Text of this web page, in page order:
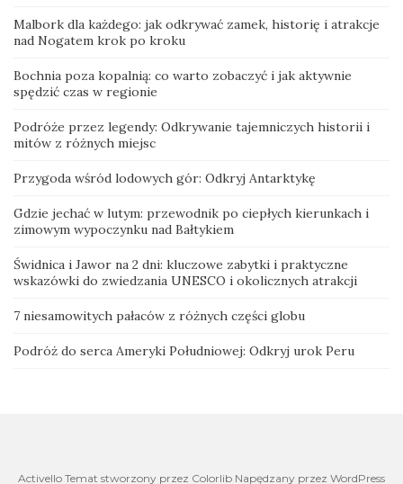
Malbork dla każdego: jak odkrywać zamek, historię i atrakcje
nad Nogatem krok po kroku
Bochnia poza kopalnią: co warto zobaczyć i jak aktywnie
spędzić czas w regionie
Podróże przez legendy: Odkrywanie tajemniczych historii i
mitów z różnych miejsc
Przygoda wśród lodowych gór: Odkryj Antarktykę
Gdzie jechać w lutym: przewodnik po ciepłych kierunkach i
zimowym wypoczynku nad Bałtykiem
Świdnica i Jawor na 2 dni: kluczowe zabytki i praktyczne
wskazówki do zwiedzania UNESCO i okolicznych atrakcji
7 niesamowitych pałaców z różnych części globu
Podróż do serca Ameryki Południowej: Odkryj urok Peru
Activello Temat stworzony przez Colorlib Napędzany przez WordPress